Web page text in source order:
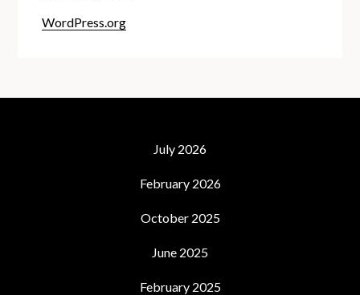
WordPress.org
July 2026
February 2026
October 2025
June 2025
February 2025